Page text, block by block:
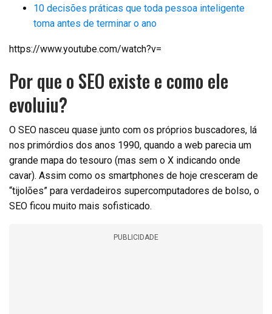
10 decisões práticas que toda pessoa inteligente
toma antes de terminar o ano
https://www.youtube.com/watch?v=
Por que o SEO existe e como ele
evoluiu?
O SEO nasceu quase junto com os próprios buscadores, lá
nos primórdios dos anos 1990, quando a web parecia um
grande mapa do tesouro (mas sem o X indicando onde
cavar). Assim como os smartphones de hoje cresceram de
“tijolões” para verdadeiros supercomputadores de bolso, o
SEO ficou muito mais sofisticado.
PUBLICIDADE